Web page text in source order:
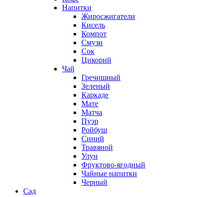
Напитки
Жиросжигатели
Кисель
Компот
Смузи
Сок
Цикорий
Чай
Гречишный
Зеленый
Каркаде
Мате
Матча
Пуэр
Ройбуш
Синий
Травяной
Улун
Фруктово-ягодный
Чайные напитки
Черный
Сад